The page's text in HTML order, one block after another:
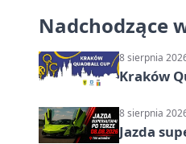
Nadchodzące
8 sierpnia
Kraków
8 sierpnia
Jazda